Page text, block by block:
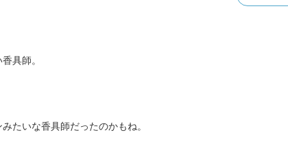
具師。
たいな香具師だったのかもね。